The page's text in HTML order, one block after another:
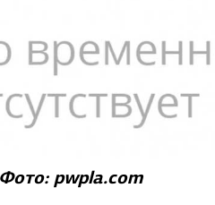
Фото: pwpla.com